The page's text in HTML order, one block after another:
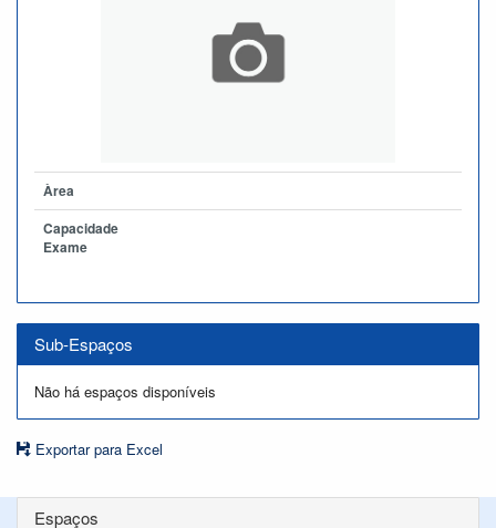
Àrea
Capacidade
Exame
Sub-Espaços
Não há espaços disponíveis
Exportar para Excel
Espaços